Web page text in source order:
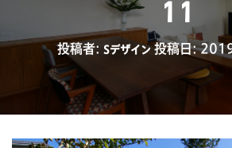
11
投稿者: Sデザイン投稿日: